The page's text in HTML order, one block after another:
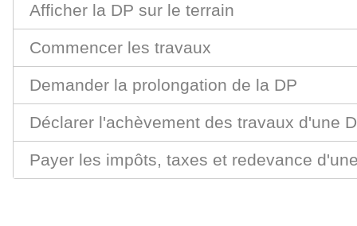
Afficher la DP sur le terrain
Commencer les travaux
Demander la prolongation de la DP
Déclarer l'achèvement des travaux d'une
Payer les impôts, taxes et redevance